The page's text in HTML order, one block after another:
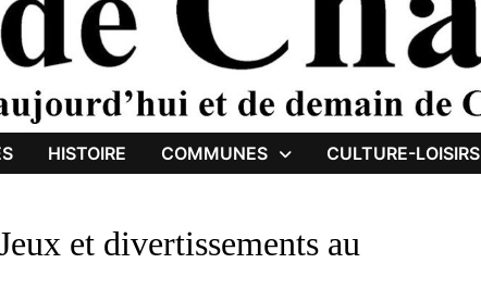
HISTOIRE COMMUNES CULTURE-LOISIRS
et divertissements au